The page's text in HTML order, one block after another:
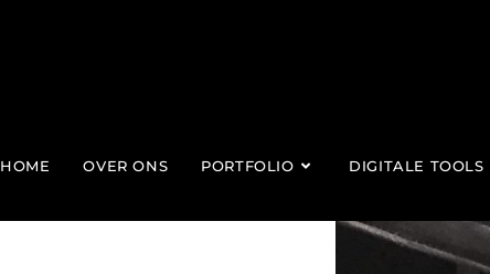
HOME OVER ONS PORTFOLIO DIGITALE TOOLS